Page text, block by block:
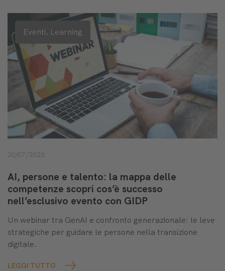
Eventi, Learning
20/07/2026
AI, persone e talento: la mappa delle
competenze scopri cos’è successo
nell’esclusivo evento con GIDP
Un webinar tra GenAI e confronto generazionale: le leve
strategiche per guidare le persone nella transizione
digitale.
LEGGI TUTTO